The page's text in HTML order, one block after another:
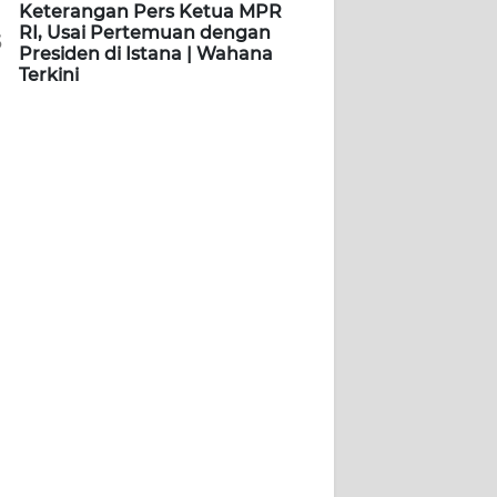
Keterangan Pers Ketua MPR
RI, Usai Pertemuan dengan
Presiden di Istana | Wahana
Terkini